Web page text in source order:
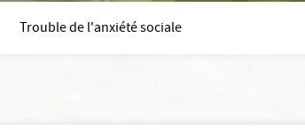
Trouble de l'anxiété sociale